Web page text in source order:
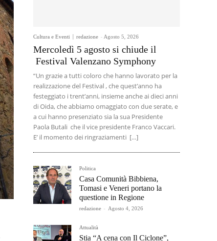
Cultura e Eventi redazione - Agosto 5, 2026
Mercoledì 5 agosto si chiude il
Festival Valenzano Symphony
“Un grazie a tutti coloro che hanno lavorato per la
realizzazione del Festival , che quest’anno ha
festeggiato i trent’anni, insieme anche ai dieci anni
di Oida, che abbiamo omaggiato con due serate, e
a cui hanno presenziato sia la sua Presidente
Paola Butali che il vice presidente Franco Vaccari.
E’ il momento dei ringraziamenti […]
Politica
Casa Comunità Bibbiena,
Tomasi e Veneri portano la
questione in Regione
redazione - Agosto 4, 2026
Attualità
Stia “A cena con Il Ciclone”,